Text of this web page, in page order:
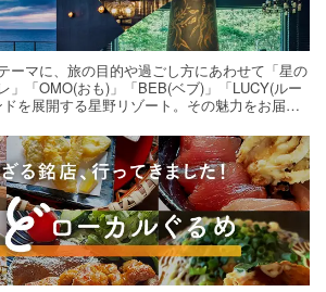
ーマに、旅の目的や過ごし方にあわせて「星の
」「OMO(おも)」「BEB(ベブ)」「LUCY(ルー
を展開する星野リゾート。その魅力をお届け